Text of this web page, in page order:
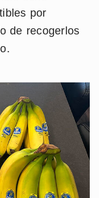
por
de recogerlos